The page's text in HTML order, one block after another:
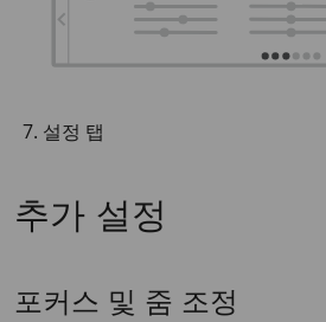
설정 탭
추가 설정
포커스 및 줌 조정